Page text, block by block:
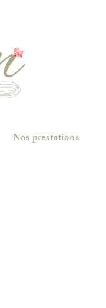
Nos prestations